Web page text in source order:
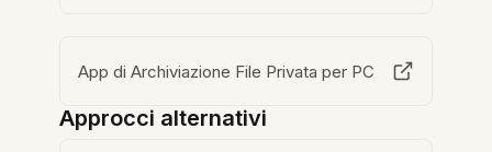
App di Archiviazione File Privata per PC
Approcci alternativi